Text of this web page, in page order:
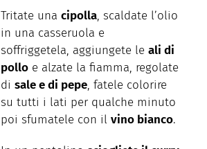
Tritate una cipolla, scaldate l’olio
in una casseruola e
soffriggetela, aggiungete le ali di
pollo e alzate la fiamma, regolate
di sale e di pepe, fatele colorire
su tutti i lati per qualche minuto
poi sfumatele con il vino bianco.